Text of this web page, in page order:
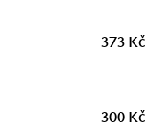
373 Kč
300 Kč